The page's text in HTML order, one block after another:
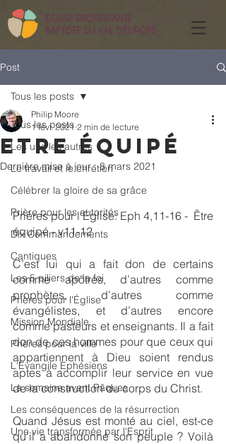
Post
Tous les posts
Les uns les autres
Le travail et le chrétien
Célébrer la gloire de sa grâce
Prière pour les autorités
Dix Commandements
Cantiques
Les 5 piliers de la foi
Prières pour l'Église
Mission Mondiale
Prières pour la ville
L'Evangile Ephésiens
La semaine avant Pâques
Les conséquences de la résurrection
Une vie transformée par l'Esprit
Tous les posts
Etre équipé
Philip Moore
1 févr. 2021 2 min de lecture
Dernière mise à jour :8 mars 2021
Prières pour l'Église: Eph 4,11-16 -  Être
équipé - v11-12
﻿C’est lui qui a fait don de certains
comme apôtres, d’autres comme
prophètes, d’autres comme
évangélistes, et d’autres encore
comme pasteurs et enseignants. ﻿Il a fait
don de ces hommes pour que ceux qui
appartiennent à Dieu soient rendus
aptes à accomplir leur service en vue
de la construction du corps du Christ.
Quand Jésus est monté au ciel, est-ce
qu’il a abandonné son peuple ? Voilà